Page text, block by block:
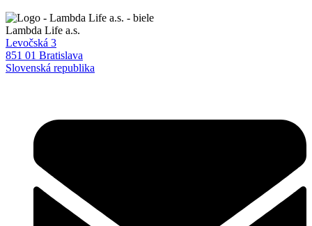
Lambda Life a.s.
Levočská 3
851 01 Bratislava
Slovenská republika